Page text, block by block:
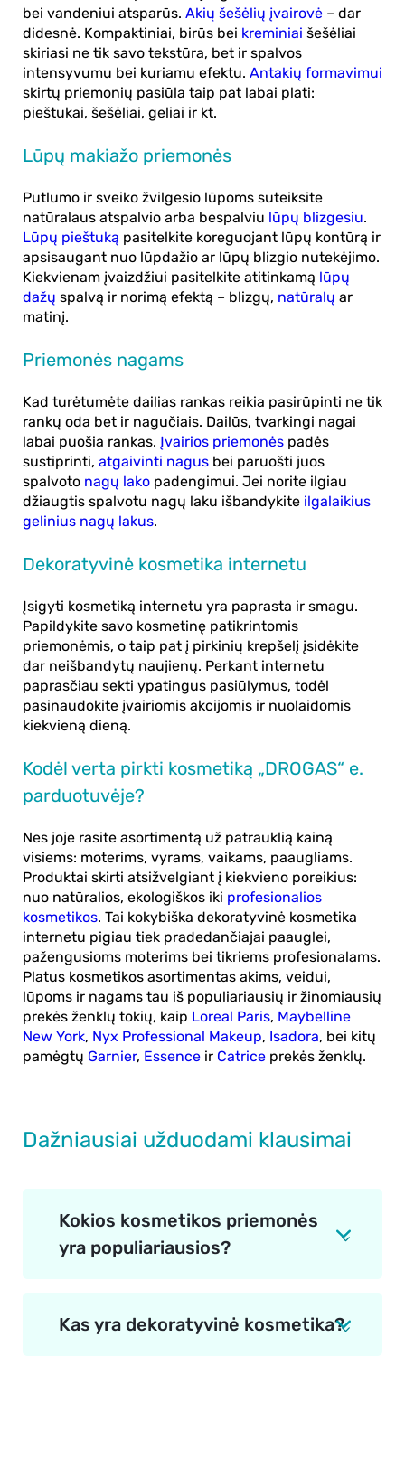
bei vandeniui atsparūs. Akių šešėlių įvairovė – dar
didesnė. Kompaktiniai, birūs bei kreminiai šešėliai
skiriasi ne tik savo tekstūra, bet ir spalvos
intensyvumu bei kuriamu efektu. Antakių formavimui
skirtų priemonių pasiūla taip pat labai plati:
pieštukai, šešėliai, geliai ir kt.
Lūpų makiažo priemonės
Putlumo ir sveiko žvilgesio lūpoms suteiksite
natūralaus atspalvio arba bespalviu lūpų blizgesiu.
Lūpų pieštuką pasitelkite koreguojant lūpų kontūrą ir
apsisaugant nuo lūpdažio ar lūpų blizgio nutekėjimo.
Kiekvienam įvaizdžiui pasitelkite atitinkamą lūpų
dažų spalvą ir norimą efektą – blizgų, natūralų ar
matinį.
Priemonės nagams
Kad turėtumėte dailias rankas reikia pasirūpinti ne tik
rankų oda bet ir nagučiais. Dailūs, tvarkingi nagai
labai puošia rankas. Įvairios priemonės padės
sustiprinti, atgaivinti nagus bei paruošti juos
spalvoto nagų lako padengimui. Jei norite ilgiau
džiaugtis spalvotu nagų laku išbandykite ilgalaikius
gelinius nagų lakus.
Dekoratyvinė kosmetika internetu
Įsigyti kosmetiką internetu yra paprasta ir smagu.
Papildykite savo kosmetinę patikrintomis
priemonėmis, o taip pat į pirkinių krepšelį įsidėkite
dar neišbandytų naujienų. Perkant internetu
paprasčiau sekti ypatingus pasiūlymus, todėl
pasinaudokite įvairiomis akcijomis ir nuolaidomis
kiekvieną dieną.
Kodėl verta pirkti kosmetiką „DROGAS“ e.
parduotuvėje?
Nes joje rasite asortimentą už patrauklią kainą
visiems: moterims, vyrams, vaikams, paaugliams.
Produktai skirti atsižvelgiant į kiekvieno poreikius:
nuo natūralios, ekologiškos iki profesionalios
kosmetikos. Tai kokybiška dekoratyvinė kosmetika
internetu pigiau tiek pradedančiajai paauglei,
pažengusioms moterims bei tikriems profesionalams.
Platus kosmetikos asortimentas akims, veidui,
lūpoms ir nagams tau iš populiariausių ir žinomiausių
prekės ženklų tokių, kaip Loreal Paris, Maybelline
New York, Nyx Professional Makeup, Isadora, bei kitų
pamėgtų Garnier, Essence ir Catrice prekės ženklų.
Dažniausiai užduodami klausimai
Kokios kosmetikos priemonės
yra populiariausios?
Kas yra dekoratyvinė kosmetika?